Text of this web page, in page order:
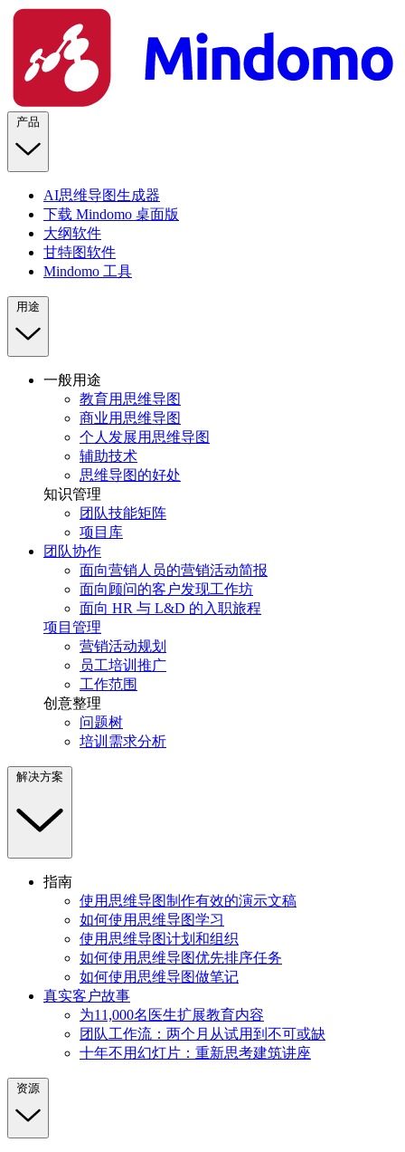
产品
AI思维导图生成器
下载 Mindomo 桌面版
大纲软件
甘特图软件
Mindomo 工具
用途
一般用途
教育用思维导图
商业用思维导图
个人发展用思维导图
辅助技术
思维导图的好处
知识管理
团队技能矩阵
项目库
团队协作
面向营销人员的营销活动简报
面向顾问的客户发现工作坊
面向 HR 与 L&D 的入职旅程
项目管理
营销活动规划
员工培训推广
工作范围
创意整理
问题树
培训需求分析
解决方案
指南
使用思维导图制作有效的演示文稿
如何使用思维导图学习
使用思维导图计划和组织
如何使用思维导图优先排序任务
如何使用思维导图做笔记
真实客户故事
为11,000名医生扩展教育内容
团队工作流：两个月从试用到不可或缺
十年不用幻灯片：重新思考建筑讲座
资源